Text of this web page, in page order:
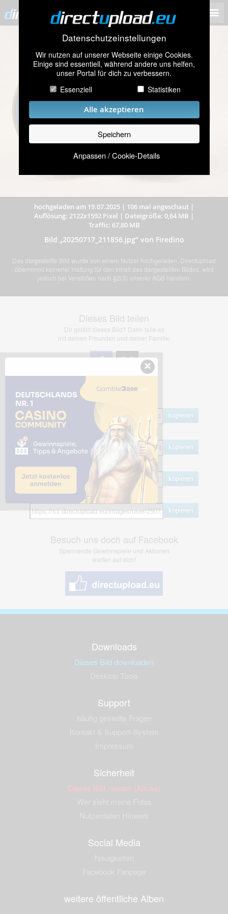
Datenschutzeinstellungen
Wir nutzen auf unserer Webseite einige Cookies.
Einige sind essentiell, während andere uns helfen,
unser Portal für dich zu verbessern.
Essenziell
Statistiken
Alle akzeptieren
Speichern
Anpassen / Cookie-Details
hochgeladen am 19.07.2025 | 106 mal angeschaut |
Auflösung: 2122x1592 Pixel | Dateigröße: 0,64 MB |
Traffic: 67,80 MB
Bild „20250717_211856.jpg” von Firedino
Das dargestellte Bild wurde von einem Nutzer hochgeladen. Directupload
übernimmt keinerlei Haftung für den Inhalt des dargestellten Bildes, wird
jedoch bei Verstößen nach §2(3) unserer AGB handeln.
Dieses Bild teilen
Dir gefällt dieses Bild? Dann teile es
mit deinen Freunden und deiner Familie.
Share Links
kopieren
HTML
kopieren
BB Code
kopieren
kopieren
Besuch uns doch auf Facebook
Spannende Gewinnspiele und Aktionen
warten auf dich!
Downloads
Dieses Bild downloaden
Support
Sicherheit
Dieses Bild melden (Abuse)
Social Media
weitere öffentliche Alben
×